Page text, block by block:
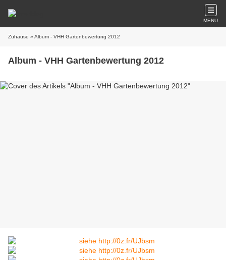
MENU
Zuhause » Album - VHH Gartenbewertung 2012
Album - VHH Gartenbewertung 2012